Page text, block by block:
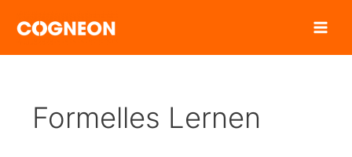
Inhalt
Formelles Lernen